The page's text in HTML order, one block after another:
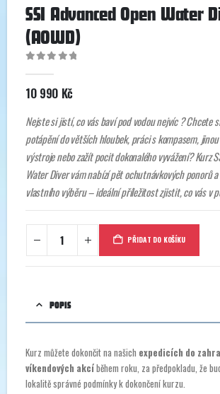
SSI Advanced Open Water
(AOWD)
10 990 Kč
Nejste si jistí, co vás baví pod vodou nejvíc ? Chcete
potápění do větších hloubek, práci s kompasem,
výstroje nebo zažít pocit dokonalého vyvážení? Kurz
Water Diver vám nabízí pět ochutnávkových ponorů
vlastního výběru – ideální příležitost zjistit, co vás v
PŘIDAT DO KOŠÍKU
POPIS
Kurz můžete dokončit na našich expedicích do
víkendových akcíběhem roku, za předpokladu, že
lokalitě správné podmínky k dokončení kurzu.